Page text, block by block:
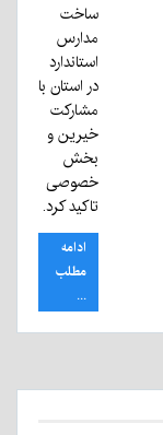
ساخت
مدارس
استاندارد
در استان با
مشارکت
خیرین و
بخش
خصوصی
تاکید کرد.
ادامه
مطلب
...